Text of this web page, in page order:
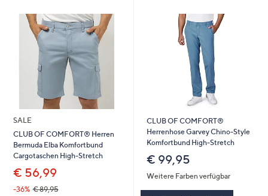
SALE
CLUB OF COMFORT® Herren
Bermuda Elba Komfortbund
Cargotaschen High-Stretch
€ 56,99
-36% € 89,95
CLUB OF COMFORT®
Herrenhose Garvey Chino-Style
Komfortbund High-Stretch
€ 99,95
Weitere Farben verfügbar